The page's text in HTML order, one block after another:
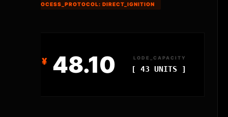
PROCESS_PROTOCOL: DIRECT_IGNITION
48.10 LODE_CAPACITY
[ 43 UNITS ]